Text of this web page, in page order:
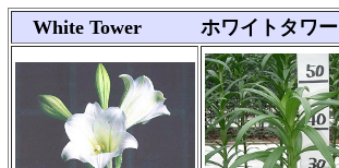
White Tower ホワイトタワー